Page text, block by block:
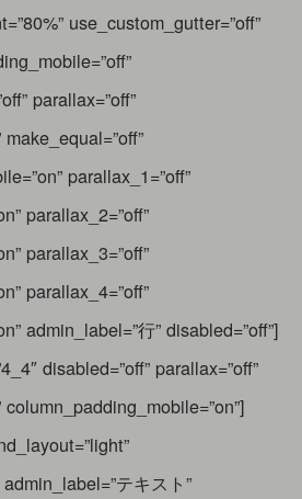
use_custom_gutter=”off”
parallax=”off”
parallax_1=”off”
parallax_2=”off”
parallax_3=”off”
parallax_4=”off”
admin_label=”行” disabled=”off”]
disabled=”off” parallax=”off”
テキスト”